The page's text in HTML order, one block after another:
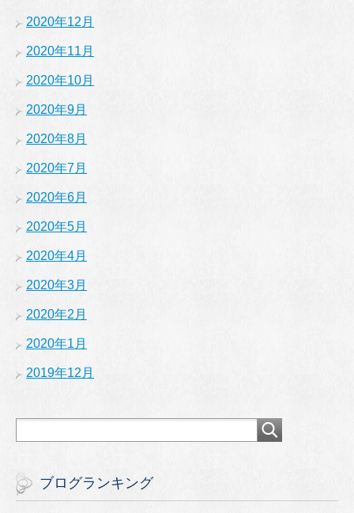
2020年12月
2020年11月
2020年10月
2020年9月
2020年8月
2020年7月
2020年6月
2020年5月
2020年4月
2020年3月
2020年2月
2020年1月
2019年12月
ブログランキング